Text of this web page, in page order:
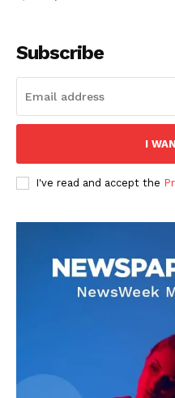
AIN NEWS 1
Contact Us
Subscribe
I
I've read and accept the